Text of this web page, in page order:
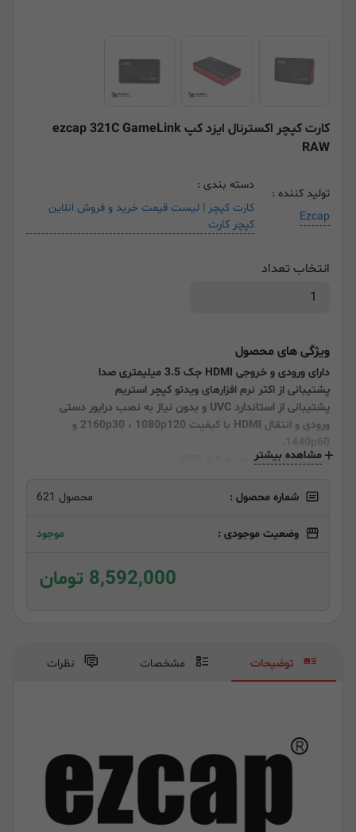
کارت کپچر اکسترنال ایزد کپ ezcap 321C GameLink
RAW
تولید کننده :
Ezcap
دسته بندی :
کارت کپچر | لیست قیمت خرید و فروش انلاین
کپچر کارت
انتخاب تعداد
ویژگی های محصول
دارای ورودی و خروجی HDMI جک 3.5 میلیمتری صدا
پشتیبانی از اکثر نرم افزارهای ویدئو کپچر استریم
پشتیبانی از استاندارد UVC و بدون نیاز به نصب درایور دستی
ورودی و انتقال HDMI با کیفیت 2160p30 ، 1080p120 و
1440p60.
سرعت فوق العاده سریع USB 3.1
مشاهده بیشتر
شماره محصول : محصول 621
وضعیت موجودی : موجود
8,592,000 تومان